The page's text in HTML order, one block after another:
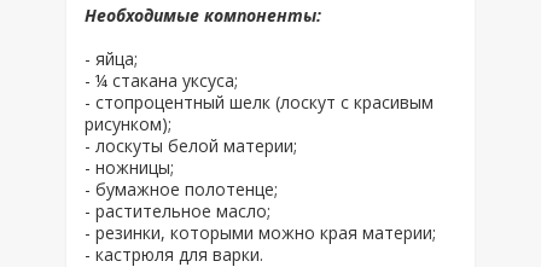
Необходимые компоненты:
- яйца;
- ¼ стакана уксуса;
- стопроцентный шелк (лоскут с красивым
рисунком);
- лоскуты белой материи;
- ножницы;
- бумажное полотенце;
- растительное масло;
- резинки, которыми можно края материи;
- кастрюля для варки.